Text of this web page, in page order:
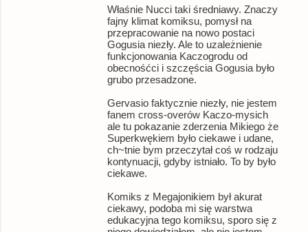
Właśnie Nucci taki średniawy. Znaczy
fajny klimat komiksu, pomysł na
przepracowanie na nowo postaci
Gogusia niezły. Ale to uzależnienie
funkcjonowania Kaczogrodu od
obecnośćci i szczęścia Gogusia było
grubo przesadzone.
Gervasio faktycznie niezły, nie jestem
fanem cross-overów Kaczo-mysich
ale tu pokazanie zderzenia Mikiego że
Superkwękiem było ciekawe i udane,
ch~tnie bym przeczytał coś w rodzaju
kontynuacji, gdyby istniało. To by było
ciekawe.
Komiks z Megajonikiem był akurat
ciekawy, podoba mi się warstwa
edukacyjna tego komiksu, sporo się z